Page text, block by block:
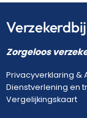
Zorgeloos
Privacyverklaring &
Dienstverlening en
Vergelijkingskaart